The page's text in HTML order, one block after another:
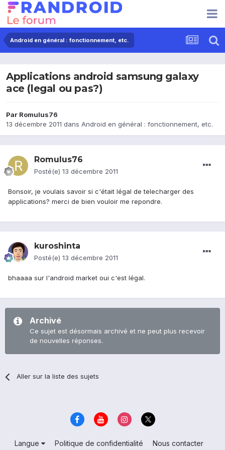
Android en général : fonctionnement, etc.
Applications android samsung galaxy
ace (legal ou pas?)
Par Romulus76
13 décembre 2011 dans Android en général : fonctionnement, etc.
Romulus76
Posté(e) 13 décembre 2011
Bonsoir, je voulais savoir si c'était légal de telecharger des
applications? merci de bien vouloir me repondre.
kuroshinta
Posté(e) 13 décembre 2011
bhaaaa sur l'android market oui c'est légal.
Archivé
Ce sujet est désormais archivé et ne peut plus recevoir
de nouvelles réponses.
Aller sur la liste des sujets
Langue Politique de confidentialité
Nous contacter